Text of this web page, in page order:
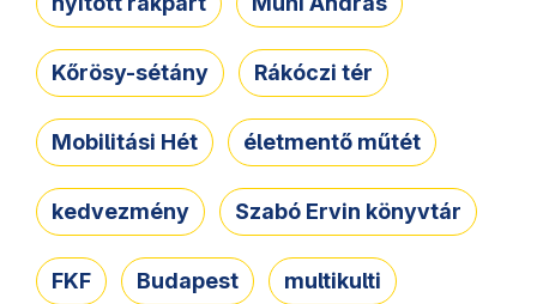
Kőrösy-sétány Rákóczi tér
Mobilitási Hét életmentő műtét
kedvezmény Szabó Ervin könyvtár
FKF Budapest multikulti